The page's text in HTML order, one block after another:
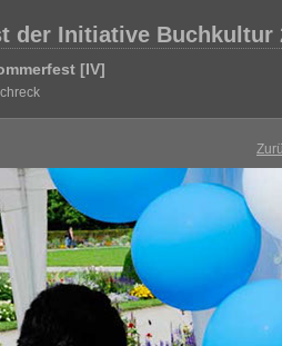
der Initiative Buchkultur
[IV]